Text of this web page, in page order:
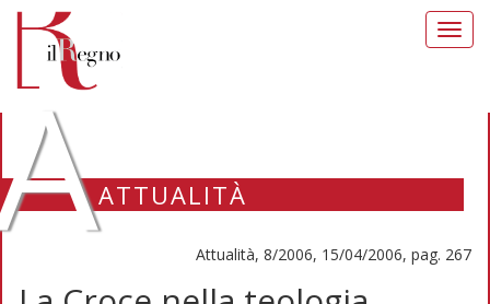
ATTUALITÀ
Attualità, 8/2006, 15/04/2006, pag. 267